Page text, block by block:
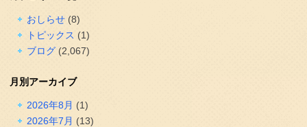
おしらせ(8)
トピックス (1)
ブログ(2,067)
月別アーカイブ
2026年8月 (1)
2026年7月 (13)